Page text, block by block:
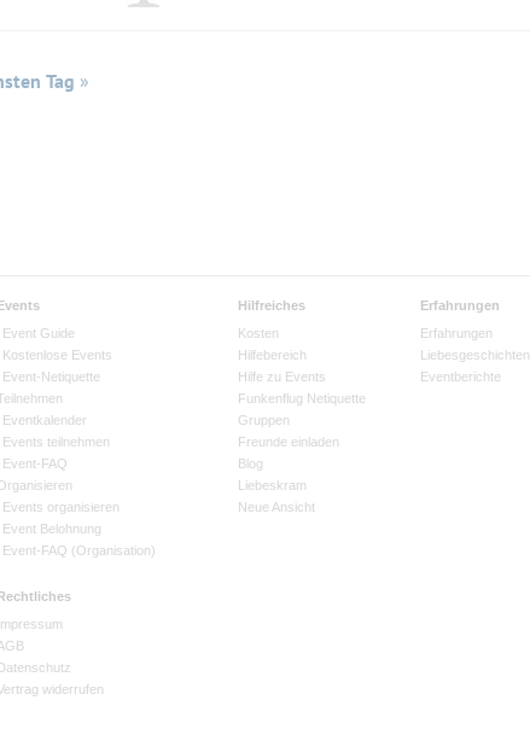
Tag »
Event Guide
Kostenlose Events
Event-Netiquette
Eventkalender
Events teilnehmen
Event-FAQ
Events organisieren
Event Belohnung
Event-FAQ (Organisation)
Hilfreiches
Kosten
Hilfebereich
Hilfe zu Events
Funkenflug Netiquette
Gruppen
Freunde einladen
Blog
Liebeskram
Neue Ansicht
Erfahrungen
Erfahrungen
Liebesgeschichten
Eventberichte
widerrufen